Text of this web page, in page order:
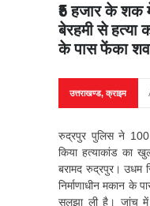
₹5 हजार के शक
बेरहमी से हत्या
के पास फेंका शव
उत्तराखण्ड,क्राइम
रुद्रपुर पुलिस ने
किया हत्याकांड का
बरामद रुद्रपुर। उधम
निर्माणाधीन मकान के
सुलझा ली है। जांच में